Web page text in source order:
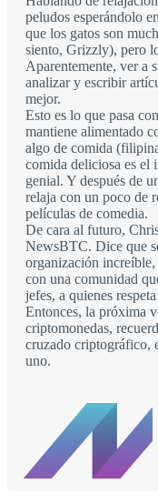
peludos esperándolo
que los gatos son
siento, Grizzly), pero
Aparentemente, ver a
analizar y escribir
mejor.
Esto es lo que pasa
mantiene alimentado
algo de comida
comida deliciosa es el
genial. Y después de
relaja con un poco de
películas de comedia.
De cara al futuro,
NewsBTC. Dice que
organización
con una comunidad
jefes, a quienes
Entonces, la próxima
criptomonedas,
cruzado criptográfico,
uno.